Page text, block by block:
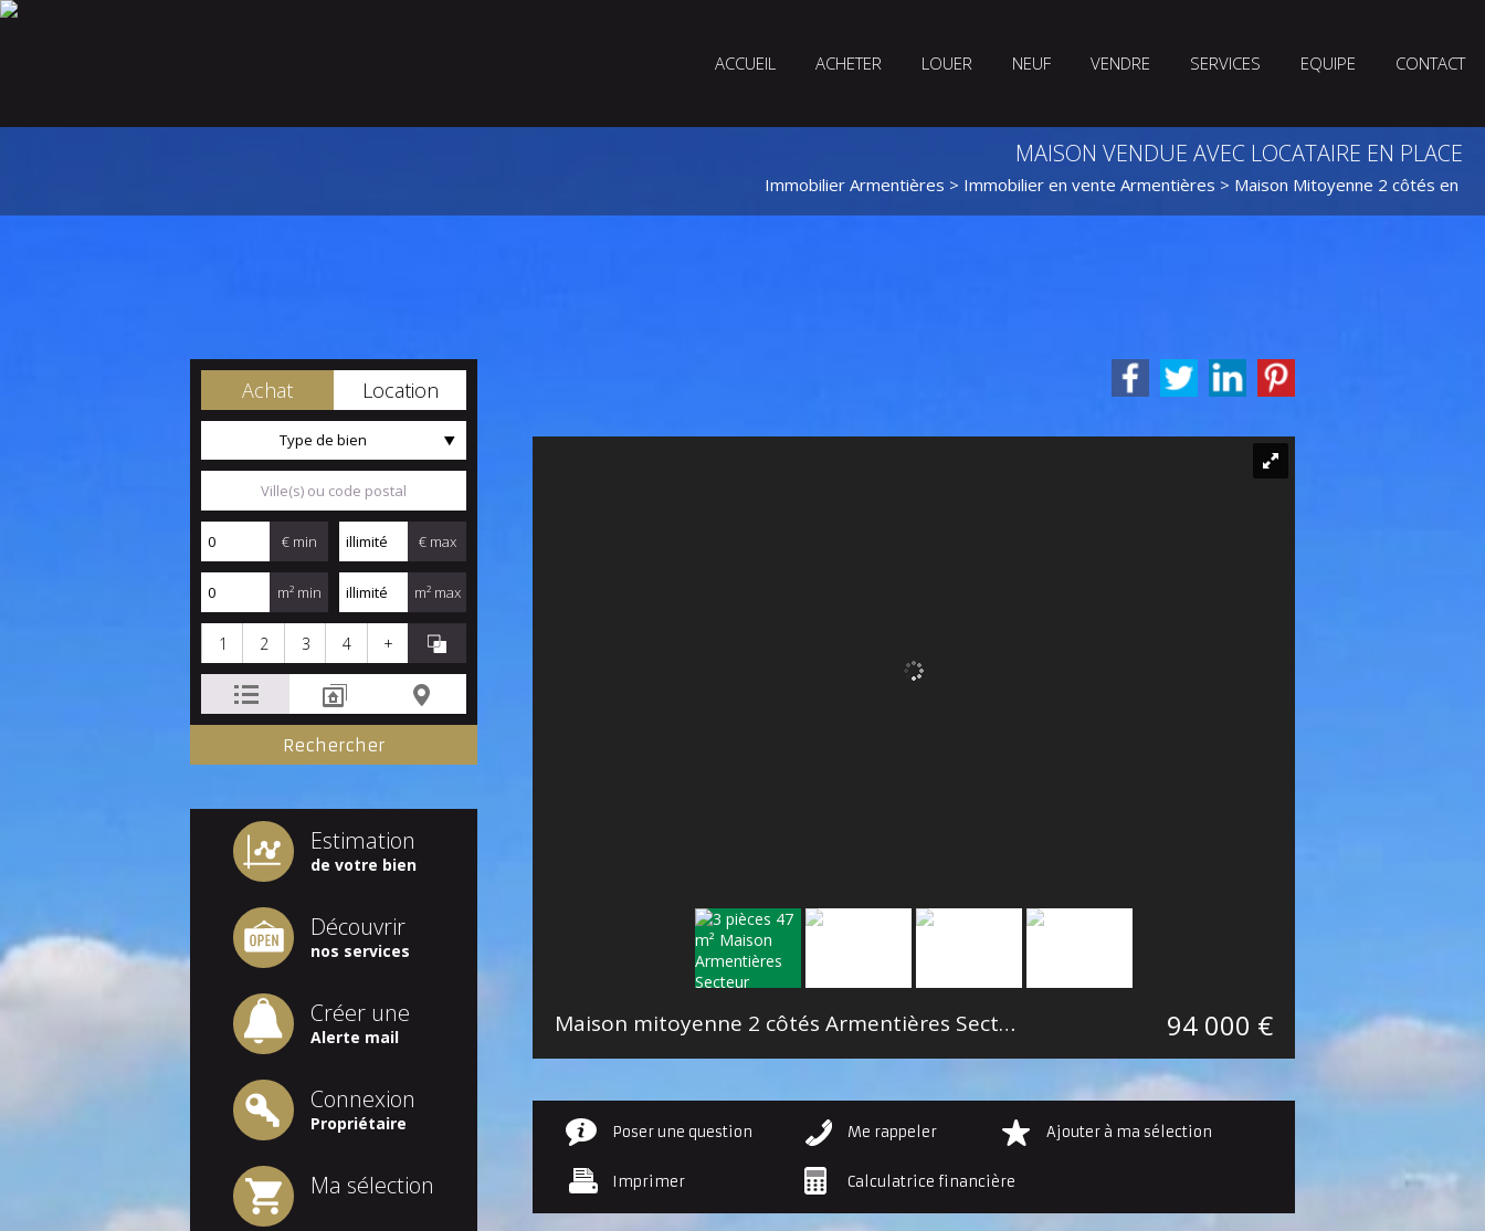
ACCUEIL ACHETER LOUER NEUF VENDRE SERVICES EQUIPE CONTACT
MAISON VENDUE AVEC LOCATAIRE EN PLACE
Immobilier Armentières > Immobilier en vente Armentières > Maison Mitoyenne 2 côtés en
Achat Location
Type de bien
€ min € max
m² min m² max
1 2 3 4 +
Estimation
de votre bien
Découvrir
nos services
Créer une
Alerte mail
Connexion
Propriétaire
Ma sélection
Maison mitoyenne 2 côtés Armentières Secteur Lambersart 47 m²
94 000 €
Poser une question Me rappeler Ajouter à ma sélection
Imprimer Calculatrice financière